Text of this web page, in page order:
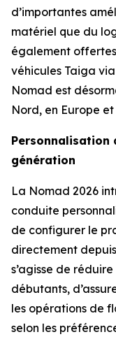
d’importantes
matériel que du
également
véhicules Taiga
Nomad est
Nord, en Europe
Personnalisation
génération
La Nomad 2026
conduite
de configurer le
directement
s’agisse de
débutants,
les opérations de
selon les